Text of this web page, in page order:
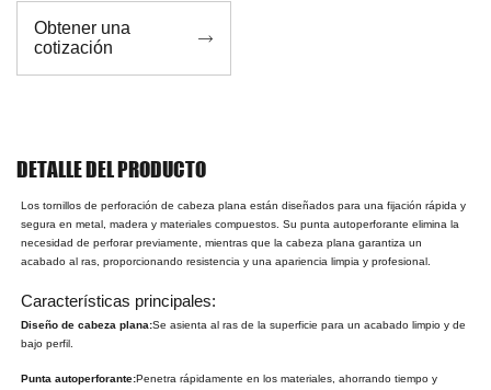
Obtener una
cotización

DETALLE DEL PRODUCTO
Los tornillos de perforación de cabeza plana están diseñados para una fijación rápida y
segura en metal, madera y materiales compuestos. Su punta autoperforante elimina la
necesidad de perforar previamente, mientras que la cabeza plana garantiza un
acabado al ras, proporcionando resistencia y una apariencia limpia y profesional.
Características principales:
Diseño de cabeza plana:Se asienta al ras de la superficie para un acabado limpio y de
bajo perfil.
Punta autoperforante:Penetra rápidamente en los materiales, ahorrando tiempo y